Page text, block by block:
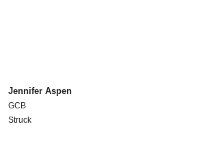
Jennifer Aspen
GCB
Struck